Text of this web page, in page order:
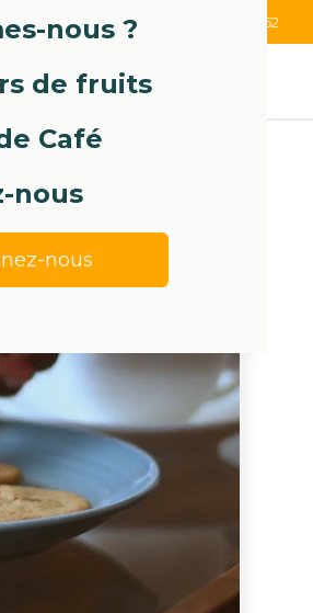
07 63 53 49 62
nous ?
de fruits
Café
nous
nous